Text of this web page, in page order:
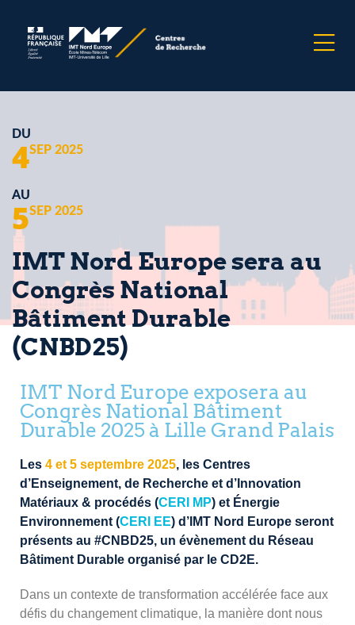
DU
4SEP 2025
AU
5SEP 2025
IMT Nord Europe sera au
Congrès National
Bâtiment Durable
(CNBD25)
IMT Nord Europe exposera au
Congrès National Bâtiment
Durable 2025 à Lille Grand Palais
Les 4 et 5 septembre 2025, les Centres
d’Enseignement, de Recherche et d’Innovation
Matériaux & procédés (CERI MP) et Énergie
Environnement (CERI EE) d’IMT Nord Europe seront
présents au #CNBD25, un évènement du Réseau
Bâtiment Durable organisé par le CD2E.
Dans un contexte de transformation accélérée face aux
défis du changement climatique, la manière dont nous